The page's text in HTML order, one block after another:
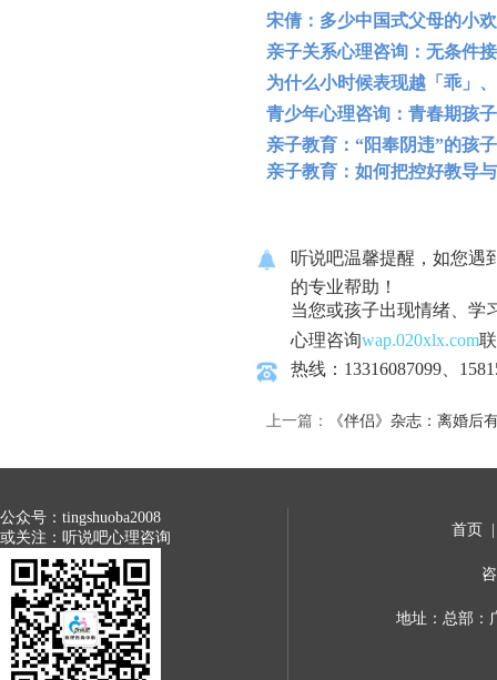
宋倩：多少中国式父母的小
亲子关系心理咨询：无条件
为什么小时候表现越「乖」
青少年心理咨询：青春期孩
亲子教育：“阳奉阴违”的孩
亲子教育：如何把控好教导
听说吧温馨提醒，如您遇
的专业帮助！
当您或孩子出现情绪、学
心理咨询wap.020xlx.com
热线：13316087099、
上一篇： 《伴侣》杂志：离婚后
公众号：tingshuoba2008
或关注：听说吧心理咨询
首页
地址：总部：